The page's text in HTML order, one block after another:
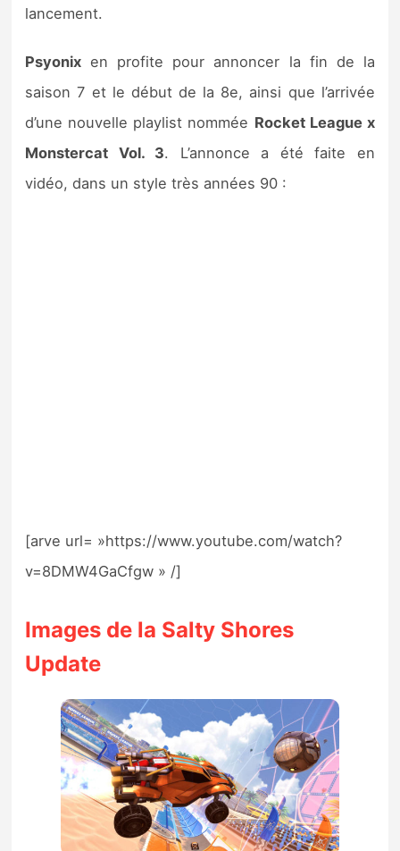
Guides
lancement.
Psyonix en profite pour annoncer la fin de la
saison 7 et le début de la 8e, ainsi que l’arrivée
d’une nouvelle playlist nommée Rocket League x
Monstercat Vol. 3. L’annonce a été faite en
vidéo, dans un style très années 90 :
[arve url= »https://www.youtube.com/watch?
v=8DMW4GaCfgw » /]
Images de la Salty Shores
Update